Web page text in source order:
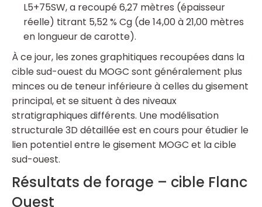
L5+75SW, a recoupé 6,27 mètres (épaisseur
réelle) titrant 5,52 % Cg (de 14,00 à 21,00 mètres
en longueur de carotte).
À ce jour, les zones graphitiques recoupées dans la
cible sud-ouest du MOGC sont généralement plus
minces ou de teneur inférieure à celles du gisement
principal, et se situent à des niveaux
stratigraphiques différents. Une modélisation
structurale 3D détaillée est en cours pour étudier le
lien potentiel entre le gisement MOGC et la cible
sud-ouest.
Résultats de forage – cible Flanc
Ouest